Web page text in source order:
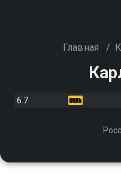
Главная /
6.7